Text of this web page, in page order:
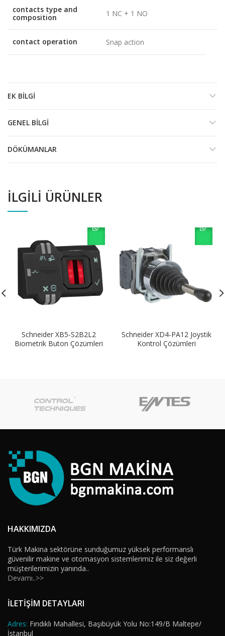
contacts type and
composition
1 NC + 1 NO
contact operation Snap action
EK BILGI
GENEL BILGI
DÖKÜMANLAR
İLGILI ÜRÜNLER
Schneider XB5-S2B2L2
Biometrik Buton Çözümleri
Schneider XD4-PA12 Joystik
Kontrol Çözümleri
HAKKIMIZDA
Türk Makina sektörüne sunduğumuz yüksek performanslı
güvenilir makine ve otomasyon sistemlerimiz ile siz değerli
müşterilerimizin yanında..
Devamı..>>
İLETİŞİM DETAYLARI
Adres: Fındıklı Mahallesi, Başıbüyük Yolu No:149/B Maltepe/
İstanbul